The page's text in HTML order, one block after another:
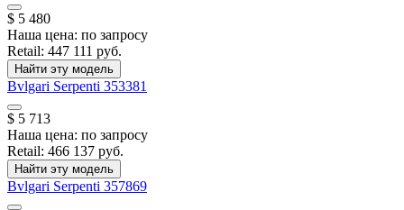
$ 5 480
Наша цена: по запросу
Retail: 447 111 руб.
Найти эту модель
Bvlgari Serpenti 353381
$ 5 713
Наша цена: по запросу
Retail: 466 137 руб.
Найти эту модель
Bvlgari Serpenti 357869